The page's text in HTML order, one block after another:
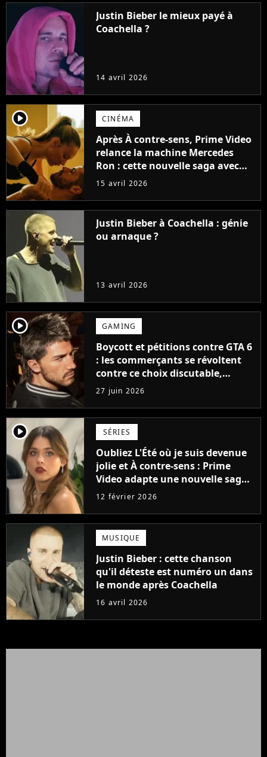
Justin Bieber le mieux payé à
Coachella ?
14 avril 2026
player2 CINÉMA
Après À contre-sens, Prime Video
relance la machine Mercedes
Ron : cette nouvelle saga avec
Ester Expósito dévoile ses
15 avril 2026
Justin Bieber à Coachella : génie
ou arnaque ?
13 avril 2026
player2 GAMING
Boycott et pétitions contre GTA 6
: les commerçants se révoltent
contre ce choix discutable,
Rockstar fait déjà volte-face
27 juin 2026
player2 SÉRIES
Oubliez L'Été où je suis devenue
jolie et À contre-sens : Prime
Video adapte une nouvelle saga
littéraire phénomène
12 février 2026
MUSIQUE
Justin Bieber : cette chanson
qu'il déteste est numéro un dans
le monde après Coachella
16 avril 2026